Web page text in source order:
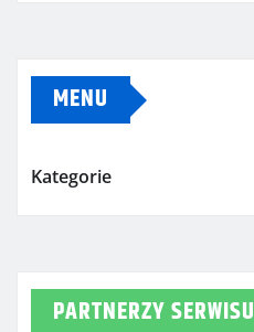
MENU
Kategorie
PARTNERZY SERWISU